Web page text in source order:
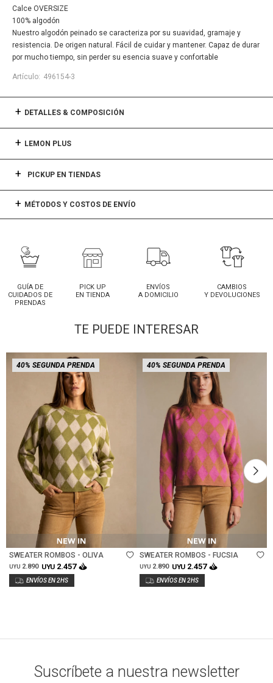
Calce OVERSIZE
100% algodón
Nuestro algodón peinado se caracteriza por su suavidad, gramaje y
resistencia. De origen natural. Fácil de cuidar y mantener. Capaz de durar
por mucho tiempo, sin perder su esencia suave y confortable
496154-3
DETALLES & COMPOSICIÓN
LEMON PLUS
PICKUP EN TIENDAS
MÉTODOS Y COSTOS DE ENVÍO
GUÍA DE
CUIDADOS DE
PRENDAS
PICK UP
EN TIENDA
ENVÍOS
A DOMICILIO
CAMBIOS
Y DEVOLUCIONES
TE PUEDE INTERESAR
40% SEGUNDA PRENDA
Talle
SWEATER ROMBOS - OLIVA
UYU 2.890 UYU 2.457
40% SEGUNDA PRENDA
Talle
SWEATER ROMBOS - FUCSIA
UYU 2.890 UYU 2.457
Suscríbete a nuestra newsletter